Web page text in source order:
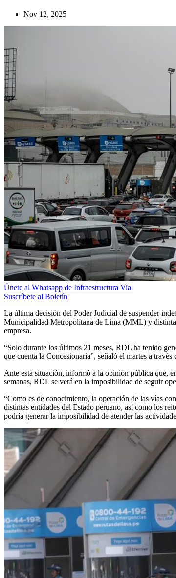
Nov 12, 2025
Únete al Whatsapp de Infraestructura Vial
Suscríbete al Boletín
La última decisión del Poder Judicial de suspender
Municipalidad Metropolitana de Lima (MML) y
empresa.
“Solo durante los últimos 21 meses, RDL ha tenido
que cuenta la Concesionaria”, señaló el martes a través
Ante esta situación, informó a la opinión pública que,
semanas, RDL se verá en la imposibilidad de seguir
“Como es de conocimiento, la operación de las vías
distintas entidades del Estado peruano, así como los
podría generar la imposibilidad de atender las